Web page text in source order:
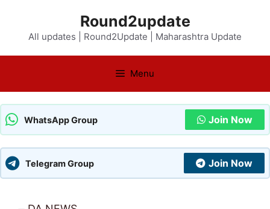
content
Round2update
All updates | Round2Update | Maharashtra Update
Menu
WhatsApp Group Join Now
Telegram Group Join Now